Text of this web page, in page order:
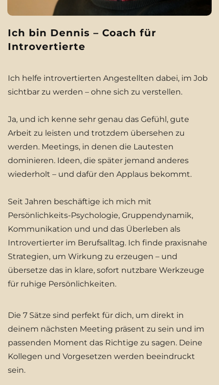
Ich bin Dennis – Coach für
Introvertierte
Ich helfe introvertierten Angestellten dabei, im Job
sichtbar zu werden – ohne sich zu verstellen.
Ja, und ich kenne sehr genau das Gefühl, gute
Arbeit zu leisten und trotzdem übersehen zu
werden. Meetings, in denen die Lautesten
dominieren. Ideen, die später jemand anderes
wiederholt – und dafür den Applaus bekommt.
Seit Jahren beschäftige ich mich mit
Persönlichkeits-Psychologie, Gruppendynamik,
Kommunikation und und das Überleben als
Introvertierter im Berufsalltag. Ich finde praxisnahe
Strategien, um Wirkung zu erzeugen – und
übersetze das in klare, sofort nutzbare Werkzeuge
für ruhige Persönlichkeiten.
Die 7 Sätze sind perfekt für dich, um direkt in
deinem nächsten Meeting präsent zu sein und im
passenden Moment das Richtige zu sagen. Deine
Kollegen und Vorgesetzen werden beeindruckt
sein.